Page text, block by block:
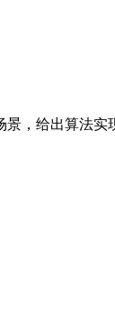
，给出算法实